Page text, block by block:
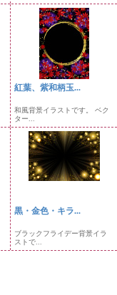
紅葉、紫和柄玉...
和風背景イラストです。 ベク
ター...
黒・金色・キラ...
ブラックフライデー背景イラ
ストで...